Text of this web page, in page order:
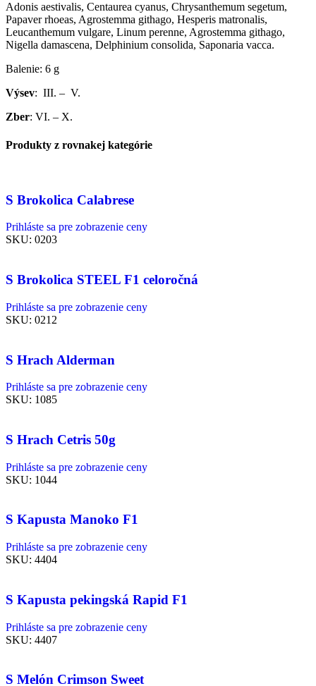
Adonis aestivalis, Centaurea cyanus, Chrysanthemum segetum,
Papaver rhoeas, Agrostemma githago, Hesperis matronalis,
Leucanthemum vulgare, Linum perenne, Agrostemma githago,
Nigella damascena, Delphinium consolida, Saponaria vacca.
Balenie: 6 g
Výsev: III. – V.
Zber: VI. – X.
Produkty z rovnakej kategórie
S Brokolica Calabrese
Prihláste sa pre zobrazenie ceny
SKU: 0203
S Brokolica STEEL F1 celoročná
Prihláste sa pre zobrazenie ceny
SKU: 0212
S Hrach Alderman
Prihláste sa pre zobrazenie ceny
SKU: 1085
S Hrach Cetris 50g
Prihláste sa pre zobrazenie ceny
SKU: 1044
S Kapusta Manoko F1
Prihláste sa pre zobrazenie ceny
SKU: 4404
S Kapusta pekingská Rapid F1
Prihláste sa pre zobrazenie ceny
SKU: 4407
S Melón Crimson Sweet